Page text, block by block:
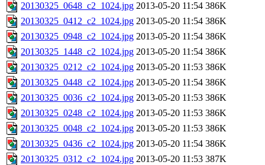
20130325_0648_c2_1024.jpg 2013-05-20 11:54 386K
20130325_0412_c2_1024.jpg 2013-05-20 11:54 386K
20130325_0948_c2_1024.jpg 2013-05-20 11:54 386K
20130325_1448_c2_1024.jpg 2013-05-20 11:54 386K
20130325_0212_c2_1024.jpg 2013-05-20 11:53 386K
20130325_0448_c2_1024.jpg 2013-05-20 11:54 386K
20130325_0036_c2_1024.jpg 2013-05-20 11:53 386K
20130325_0248_c2_1024.jpg 2013-05-20 11:53 386K
20130325_0048_c2_1024.jpg 2013-05-20 11:53 386K
20130325_0436_c2_1024.jpg 2013-05-20 11:54 386K
20130325_0312_c2_1024.jpg 2013-05-20 11:53 387K